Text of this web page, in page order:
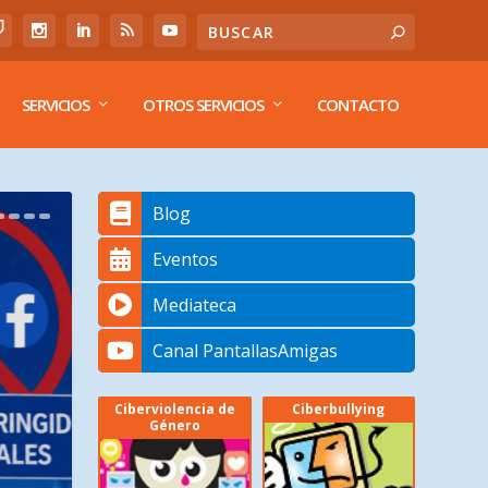
SERVICIOS OTROS SERVICIOS CONTACTO
Blog
Eventos
Mediateca
Canal PantallasAmigas
Ciberviolencia de
Género
Ciberbullying